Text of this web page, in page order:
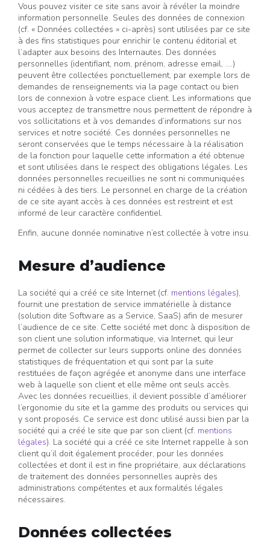
Vous pouvez visiter ce site sans avoir à révéler la moindre
information personnelle. Seules des données de connexion
(cf. « Données collectées » ci-après) sont utilisées par ce site
à des fins statistiques pour enrichir le contenu éditorial et
l’adapter aux besoins des Internautes. Des données
personnelles (identifiant, nom, prénom, adresse email, ….)
peuvent être collectées ponctuellement, par exemple lors de
demandes de renseignements via la page contact ou bien
lors de connexion à votre espace client. Les informations que
vous acceptez de transmettre nous permettent de répondre à
vos sollicitations et à vos demandes d’informations sur nos
services et notre société. Ces données personnelles ne
seront conservées que le temps nécessaire à la réalisation
de la fonction pour laquelle cette information a été obtenue
et sont utilisées dans le respect des obligations légales. Les
données personnelles recueillies ne sont ni communiquées
ni cédées à des tiers. Le personnel en charge de la création
de ce site ayant accès à ces données est restreint et est
informé de leur caractère confidentiel.
Enfin, aucune donnée nominative n’est collectée à votre insu.
Mesure d’audience
La société qui a créé ce site Internet (cf. mentions légales),
fournit une prestation de service immatérielle à distance
(solution dite Software as a Service, SaaS) afin de mesurer
l’audience de ce site. Cette société met donc à disposition de
son client une solution informatique, via Internet, qui leur
permet de collecter sur leurs supports online des données
statistiques de fréquentation et qui sont par la suite
restituées de façon agrégée et anonyme dans une interface
web à laquelle son client et elle même ont seuls accès.
Avec les données recueillies, il devient possible d’améliorer
l’ergonomie du site et la gamme des produits ou services qui
y sont proposés. Ce service est donc utilisé aussi bien par la
société qui a créé le site que par son client (cf. mentions
légales). La société qui a créé ce site Internet rappelle à son
client qu’il doit également procéder, pour les données
collectées et dont il est in fine propriétaire, aux déclarations
de traitement des données personnelles auprès des
administrations compétentes et aux formalités légales
nécessaires.
Données collectées